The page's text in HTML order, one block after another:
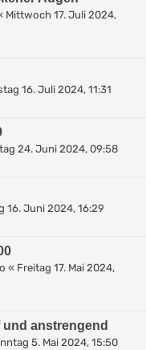
Mittwoch 17. Juli 2024,
16. Juli 2024, 11:31
24. Juni 2024, 09:58
16. Juni 2024, 16:29
« Freitag 17. Mai 2024,
anstrengend
5. Mai 2024, 15:50